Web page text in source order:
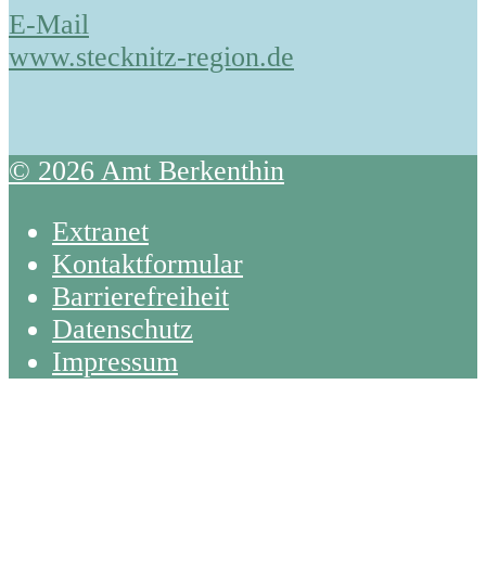
E-Mail
www.stecknitz-region.de
© 2026 Amt Berkenthin
Extranet
Kontaktformular
Barrierefreiheit
Datenschutz
Impressum